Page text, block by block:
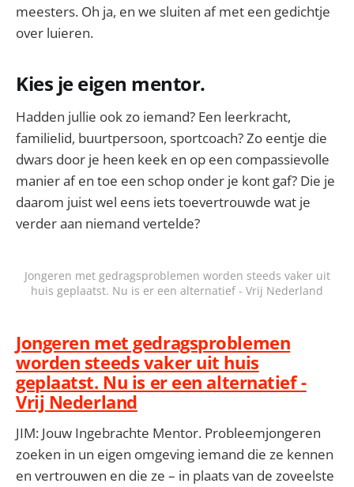
meesters. Oh ja, en we sluiten af met een gedichtje
over luieren.
Kies je eigen mentor.
Hadden jullie ook zo iemand? Een leerkracht,
familielid, buurtpersoon, sportcoach? Zo eentje die
dwars door je heen keek en op een compassievolle
manier af en toe een schop onder je kont gaf? Die je
daarom juist wel eens iets toevertrouwde wat je
verder aan niemand vertelde?
Jongeren met gedragsproblemen worden steeds vaker uit
huis geplaatst. Nu is er een alternatief - Vrij Nederland
Jongeren met gedragsproblemen
worden steeds vaker uit huis
geplaatst. Nu is er een alternatief -
Vrij Nederland
JIM: Jouw Ingebrachte Mentor. Probleemjongeren
zoeken in un eigen omgeving iemand die ze kennen
en vertrouwen en die ze – in plaats van de zoveelste